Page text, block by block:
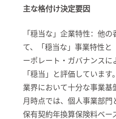
主な格付け決定要因
「穏当な」企業特性：他
て、「穏当な」事業特性と
ーポレート・ガバナンスに
「穏当」と評価していま
業界において十分な事業基
月時点では、個人事業部門
保有契約年換算保険料ベー